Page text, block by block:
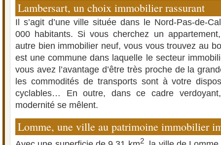
Lambersart, un choix immobilier rassurant
Il s’agit d’une ville située dans le Nord-Pas-de-
000 habitants. Si vous cherchez un
autre bien immobilier neuf, vous vous trouvez au
est une commune dans laquelle le secteur
vous avez l’avantage d’être très proche de la
les commodités de transports sont à votre
cyclables… En outre, dans ce cadre
modernité se mêlent.
Lomme, une ville au patrimoine immobilier
2